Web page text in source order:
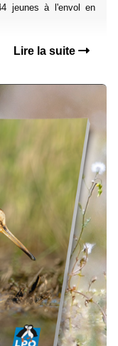
jeunes à l'envol en
Lire la suite